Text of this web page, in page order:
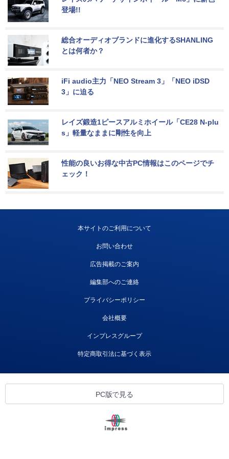
登場!!
総合オーディオブランドに進化するSHANLING
とは何者か？
iFi audio主力「NEO Stream 3」「NEO iDSD
3」に迫る
レイズ鍛造1ピースアルミホイール「CE28 N-plu
s」軽量なままに剛性を向上
性能の良いお得な中古PC情報はこのページでチ
ェック！
本サイトのご利用について
お問い合わせ
広告掲載のご案内
編集部へのご連絡
プライバシーポリシー
会社概要
インプレスグループ
特定商取引法に基づく表示
PC版で見る